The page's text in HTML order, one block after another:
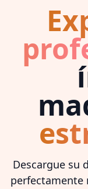
Descargue su
perfectamente